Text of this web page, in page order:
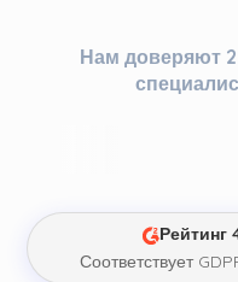
Нам доверяют
Рейтинг
Соответствует